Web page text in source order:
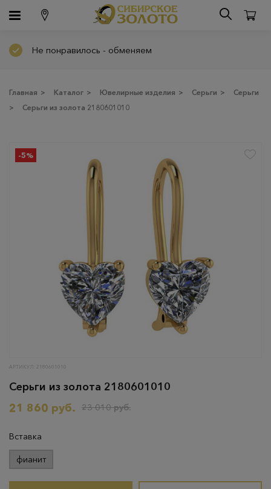
Не понравилось - обменяем
Главная > Каталог > Ювелирные изделия > Серьги >
Серьги
>
Серьги из золота 2180601010
-5%
АРТИКУЛ: 2180601010
Серьги из золота 2180601010
21 860 руб.
23 010 руб.
Вставка
фианит